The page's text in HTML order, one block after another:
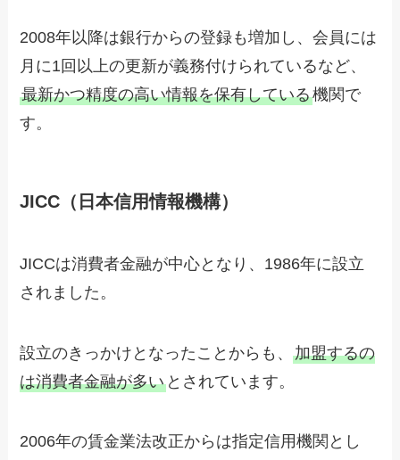
2008年以降は銀行からの登録も増加し、会員には
月に1回以上の更新が義務付けられているなど、
最新かつ精度の高い情報を保有している機関で
す。
JICC（日本信用情報機構）
JICCは消費者金融が中心となり、1986年に設立
されました。
設立のきっかけとなったことからも、加盟するの
は消費者金融が多い とされています。
2006年の賃金業法改正からは指定信用機関とし